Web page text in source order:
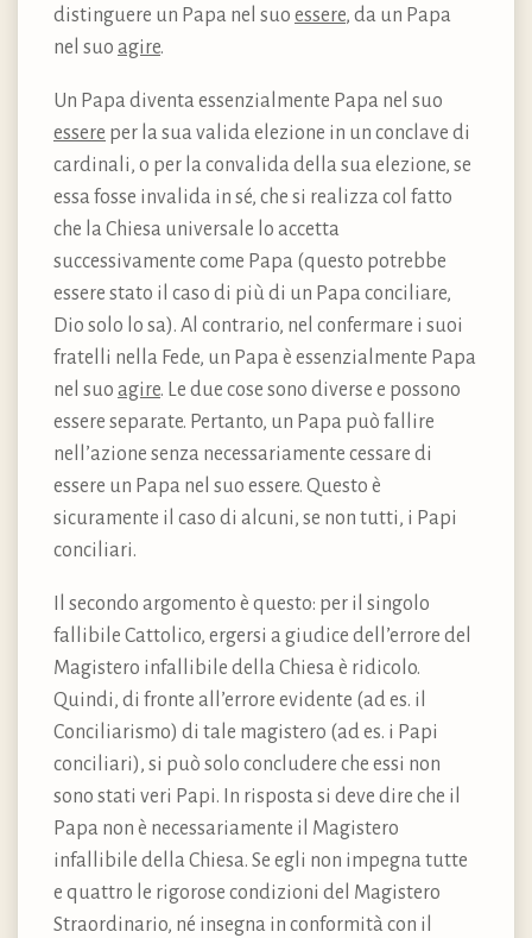
distinguere un Papa nel suo essere, da un Papa
nel suo agire.
Un Papa diventa essenzialmente Papa nel suo
essere per la sua valida elezione in un conclave di
cardinali, o per la convalida della sua elezione, se
essa fosse invalida in sé, che si realizza col fatto
che la Chiesa universale lo accetta
successivamente come Papa (questo potrebbe
essere stato il caso di più di un Papa conciliare,
Dio solo lo sa). Al contrario, nel confermare i suoi
fratelli nella Fede, un Papa è essenzialmente Papa
nel suo agire. Le due cose sono diverse e possono
essere separate. Pertanto, un Papa può fallire
nell’azione senza necessariamente cessare di
essere un Papa nel suo essere. Questo è
sicuramente il caso di alcuni, se non tutti, i Papi
conciliari.
Il secondo argomento è questo: per il singolo
fallibile Cattolico, ergersi a giudice dell’errore del
Magistero infallibile della Chiesa è ridicolo.
Quindi, di fronte all’errore evidente (ad es. il
Conciliarismo) di tale magistero (ad es. i Papi
conciliari), si può solo concludere che essi non
sono stati veri Papi. In risposta si deve dire che il
Papa non è necessariamente il Magistero
infallibile della Chiesa. Se egli non impegna tutte
e quattro le rigorose condizioni del Magistero
Straordinario, né insegna in conformità con il